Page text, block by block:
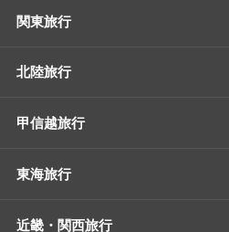
関東旅行
北陸旅行
甲信越旅行
東海旅行
近畿・関西旅行